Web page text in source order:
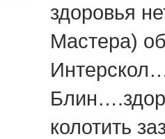
здоровья
Мастера)
колотить